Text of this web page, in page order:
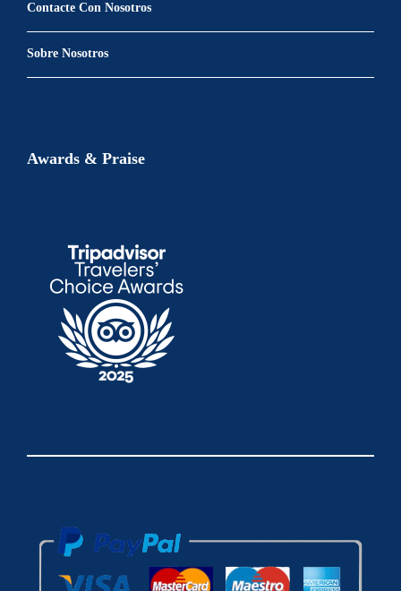
Contacte Con Nosotros
Sobre Nosotros
Awards & Praise